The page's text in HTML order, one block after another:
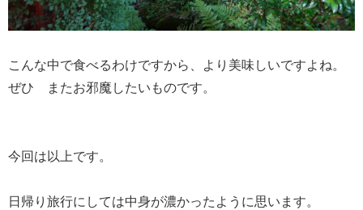
こんな中で食べるわけですから、より美味しいですよね。
ぜひ またお邪魔したいものです。
今回は以上です。
日帰り旅行にしては中身が濃かったように思います。